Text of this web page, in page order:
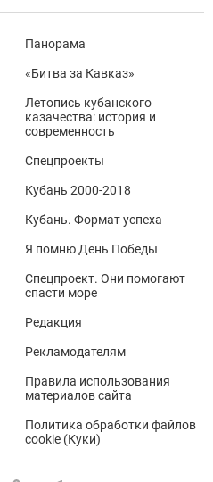
Панорама
«Битва за Кавказ»
Летопись кубанского
казачества: история и
современность
Спецпроекты
Кубань 2000-2018
Кубань. Формат успеха
Я помню День Победы
Спецпроект. Они помогают
спасти море
Редакция
Рекламодателям
Правила использования
материалов сайта
Политика обработки файлов
cookie (Куки)